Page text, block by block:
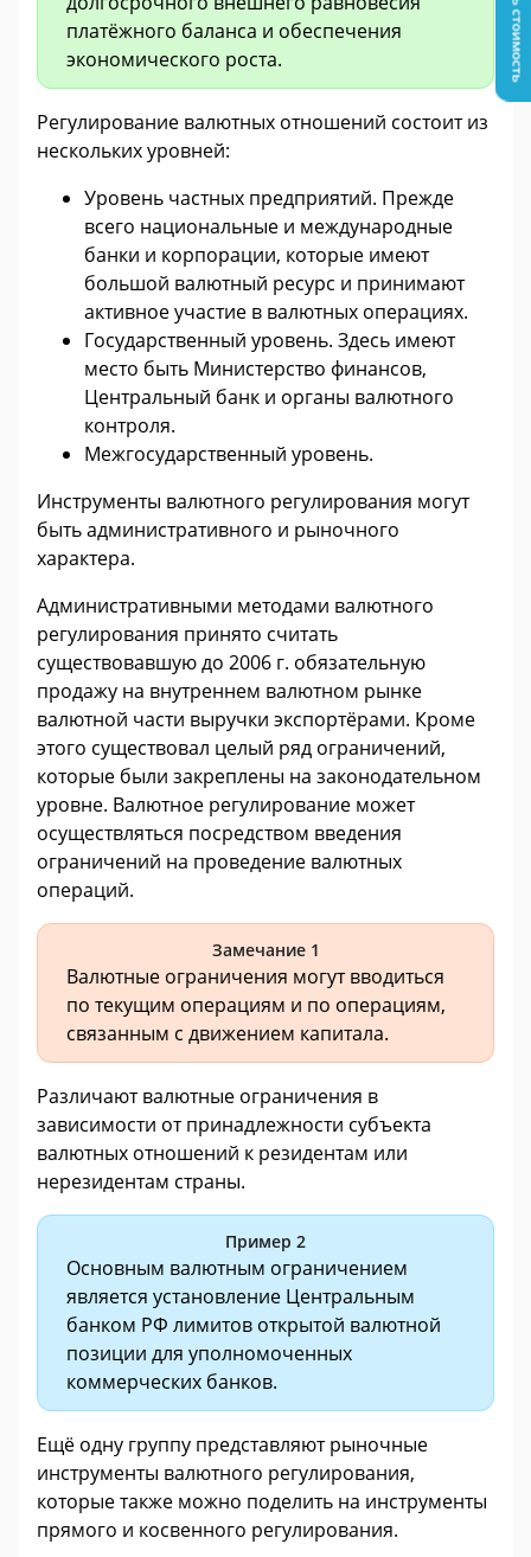
платёжного баланса и обеспечения
экономического роста.
Регулирование валютных отношений состоит из
нескольких уровней:
Уровень частных предприятий. Прежде
всего национальные и международные
банки и корпорации, которые имеют
большой валютный ресурс и принимают
активное участие в валютных операциях.
Государственный уровень. Здесь имеют
место быть Министерство финансов,
Центральный банк и органы валютного
контроля.
Межгосударственный уровень.
Инструменты валютного регулирования могут
быть административного и рыночного
характера.
Административными методами валютного
регулирования принято считать
существовавшую до 2006 г. обязательную
продажу на внутреннем валютном рынке
валютной части выручки экспортёрами. Кроме
этого существовал целый ряд ограничений,
которые были закреплены на законодательном
уровне. Валютное регулирование может
осуществляться посредством введения
ограничений на проведение валютных
операций.
Замечание 1
Валютные ограничения могут вводиться
по текущим операциям и по операциям,
связанным с движением капитала.
Различают валютные ограничения в
зависимости от принадлежности субъекта
валютных отношений к резидентам или
нерезидентам страны.
Пример 2
Основным валютным ограничением
является установление Центральным
банком РФ лимитов открытой валютной
позиции для уполномоченных
коммерческих банков.
Ещё одну группу представляют рыночные
инструменты валютного регулирования,
которые также можно поделить на инструменты
прямого и косвенного регулирования.